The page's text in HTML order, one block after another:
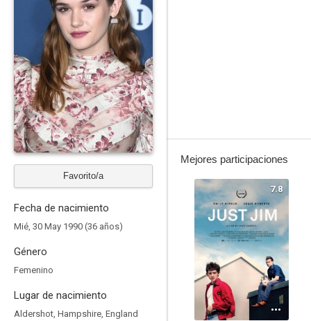
Favorito/a
Fecha de nacimiento
Mié, 30 May 1990 (36 años)
Género
Femenino
Lugar de nacimiento
Aldershot, Hampshire, England
Mejores participaciones
7.8